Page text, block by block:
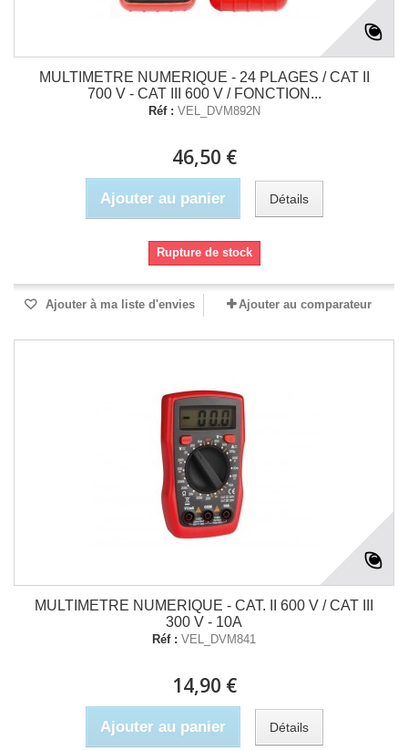
MULTIMETRE NUMERIQUE - 24 PLAGES / CAT II
700 V - CAT III 600 V / FONCTION...
Réf : VEL_DVM892N
46,50 €
Ajouter au panier Détails
Rupture de stock
Ajouter à ma liste d'envies Ajouter au comparateur
MULTIMETRE NUMERIQUE - CAT. II 600 V / CAT III
300 V - 10A
Réf : VEL_DVM841
14,90 €
Ajouter au panier Détails